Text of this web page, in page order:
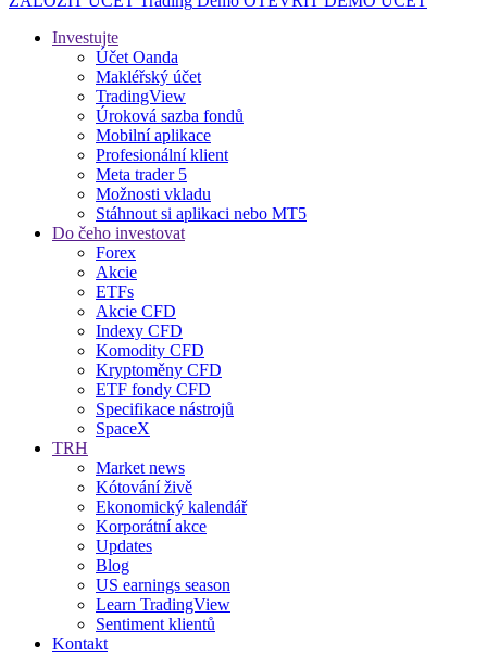
Investujte
Účet Oanda
Makléřský účet
TradingView
Úroková sazba fondů
Mobilní aplikace
Profesionální klient
Meta trader 5
Možnosti vkladu
Stáhnout si aplikaci nebo MT5
Do čeho investovat
Forex
Akcie
ETFs
Akcie CFD
Indexy CFD
Komodity CFD
Kryptoměny CFD
ETF fondy CFD
Specifikace nástrojů
SpaceX
TRH
Market news
Kótování živě
Ekonomický kalendář
Korporátní akce
Updates
Blog
US earnings season
Learn TradingView
Sentiment klientů
Kontakt